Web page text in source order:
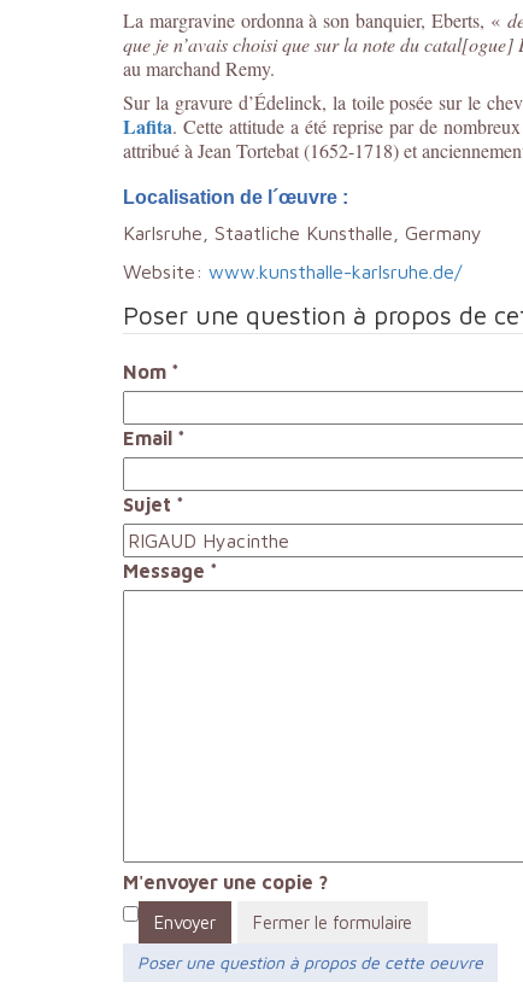
La margravine ordonna à son banquier, Eberts, «
que je n’avais choisi que sur la note du
au marchand Remy.
Sur la gravure d’Édelinck, la toile posée sur le
Lafita. Cette attitude a été reprise par de
attribué à Jean Tortebat (1652-1718) et
Localisation de l´œuvre :
Karlsruhe, Staatliche Kunsthalle, Germany
Website: www.kunsthalle-karlsruhe.de/
Poser une question à propos de
Nom *
Email *
Sujet *
Message *
M'envoyer une copie ?
Envoyer
Fermer le formulaire
Poser une question à propos de cette oeuvre